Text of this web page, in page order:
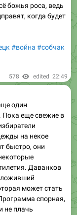
божья роса, ведь
когда будет
#война #собчак
578 edited 22:49
один
Пока еще свежие в
на некое
быстро, они
Даванков
может стать
спорная,
не плачь